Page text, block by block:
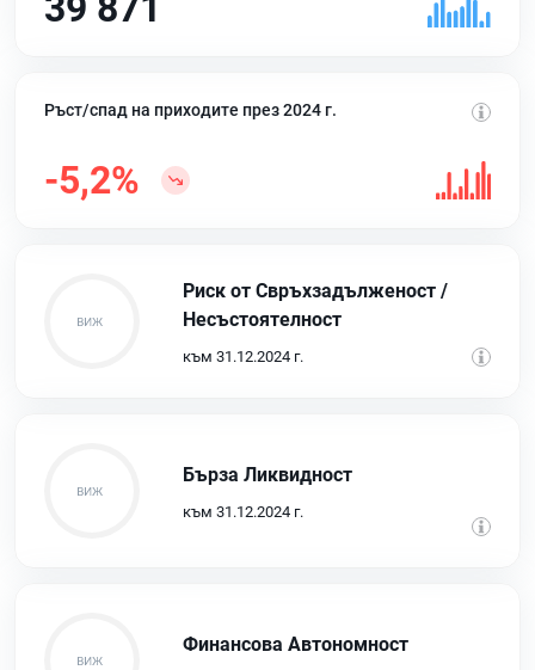
Ръст/спад на приходите през 2024 г.
-5,2%
Риск от Свръхзадълженост /
Несъстоятелност
към 31.12.2024 г.
Бърза Ликвидност
към 31.12.2024 г.
Финансова Автономност